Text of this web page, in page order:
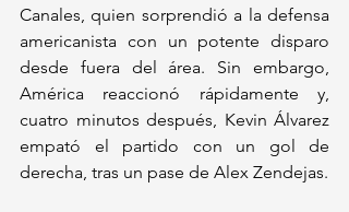
Canales, quien sorprendió a la defensa
americanista con un potente disparo
desde fuera del área. Sin embargo,
América reaccionó rápidamente y,
cuatro minutos después, Kevin Álvarez
empató el partido con un gol de
derecha, tras un pase de Alex Zendejas.